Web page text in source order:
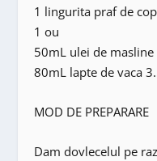
1 lingurita praf de
1 ou
50mL ulei de masline
80mL lapte de vaca
MOD DE PREPARARE
Dam dovlecelul pe